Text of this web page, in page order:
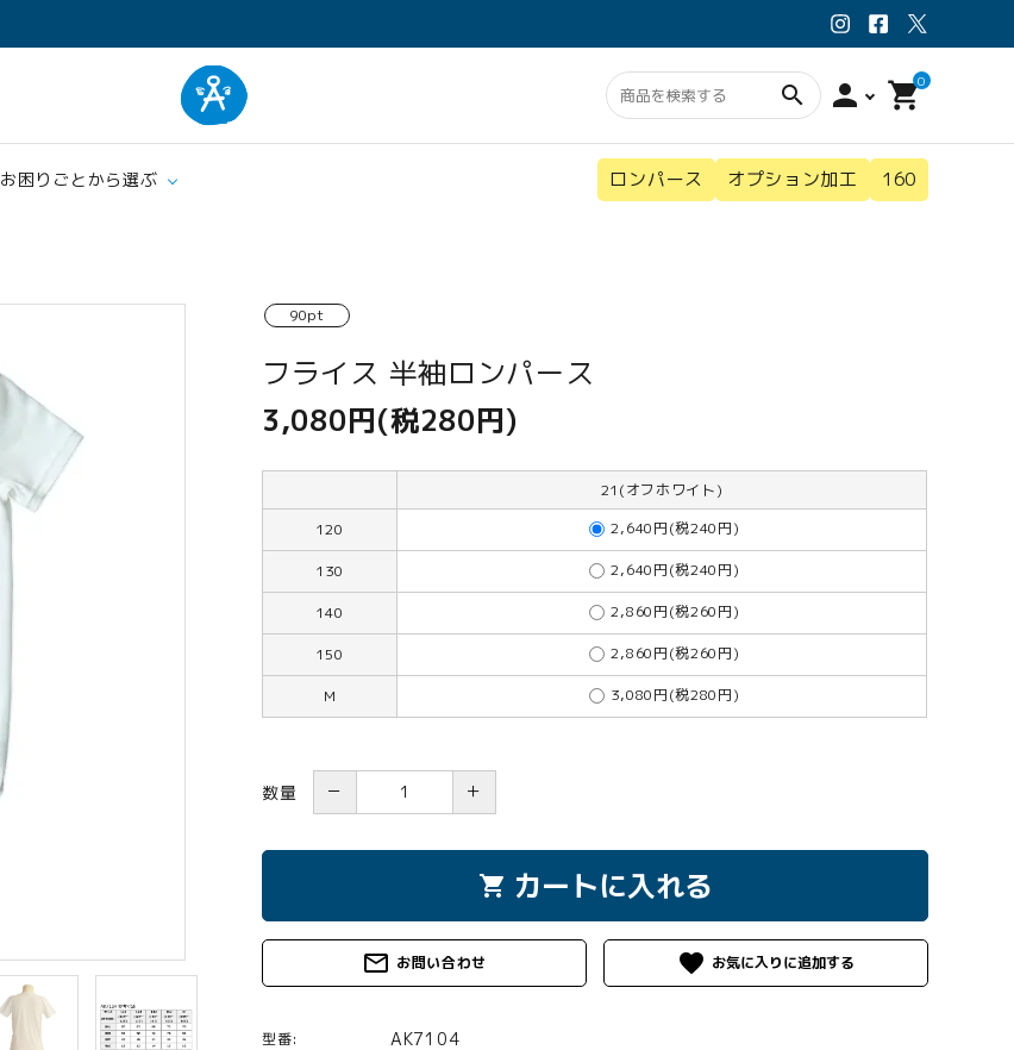
search person 0
shopping_cart
お困りごとから選ぶ ロンパース オプション加工 160
90pt
フライス 半袖ロンパース
3,080円(税280円)
21(オフホワイト)
120
2,640円(税240円)
130 2,640円(税240円)
140 2,860円(税260円)
150 2,860円(税260円)
M 3,080円(税280円)
数量 － ＋
shopping_cart カートに入れる
mail_outline お問い合わせ favorite
型番: AK7104